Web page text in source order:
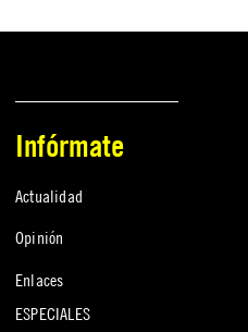
Infórmate
Actualidad
Opinión
Enlaces
ESPECIALES